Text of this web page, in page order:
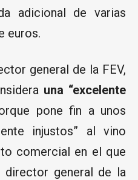
adicional de varias
euros.
general de la FEV,
una “excelente
pone fin a unos
injustos” al vino
comercial en el que
director general de la